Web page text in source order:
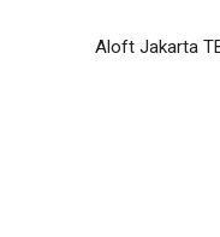
Aloft Jakarta